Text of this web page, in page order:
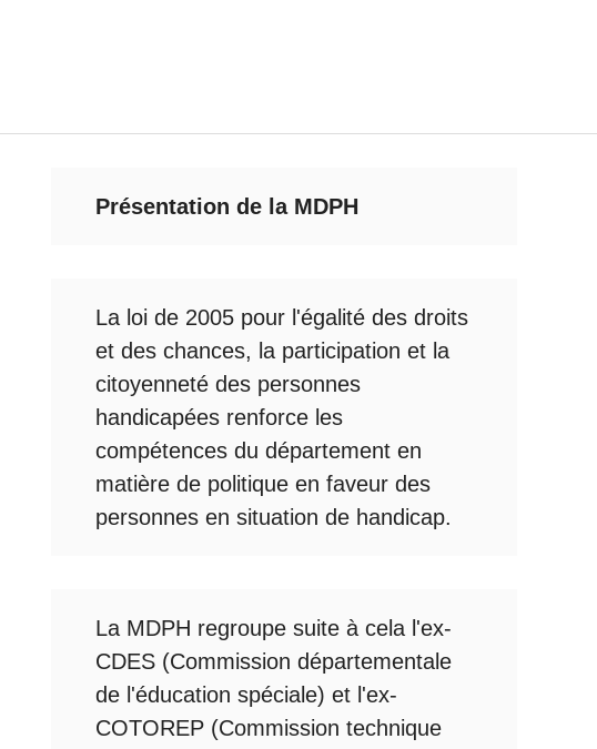
Présentation de la MDPH
La loi de 2005 pour l'égalité des droits
et des chances, la participation et la
citoyenneté des personnes
handicapées renforce les
compétences du département en
matière de politique en faveur des
personnes en situation de handicap.
La MDPH regroupe suite à cela l'ex-
CDES (Commission départementale
de l'éducation spéciale) et l'ex-
COTOREP (Commission technique